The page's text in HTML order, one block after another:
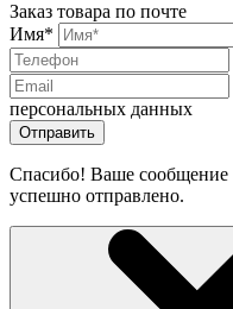
Заказ товара по почте
Имя*
персональных данных
Отправить
Спасибо! Ваше сообщение
успешно отправлено.